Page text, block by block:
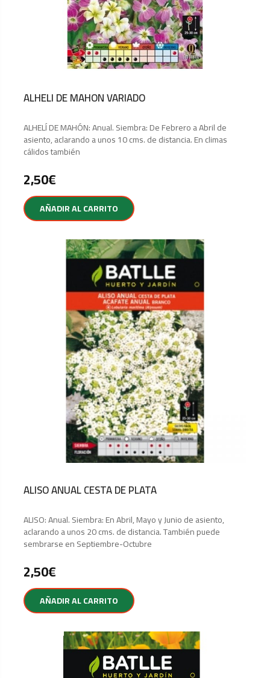
ALHELI DE MAHON VARIADO
ALHELÍ DE MAHÓN: Anual. Siembra: De Febrero a Abril de
asiento, aclarando a unos 10 cms. de distancia. En climas
cálidos también
2,50€
AÑADIR AL CARRITO
ALISO ANUAL CESTA DE PLATA
ALISO: Anual. Siembra: En Abril, Mayo y Junio de asiento,
aclarando a unos 20 cms. de distancia. También puede
sembrarse en Septiembre-Octubre
2,50€
AÑADIR AL CARRITO